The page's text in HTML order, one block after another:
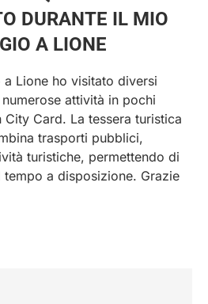
DURANTE IL MIO
A LIONE
Lione ho visitato diversi
attività in pochi
Card. La tessera turistica
trasporti pubblici,
turistiche, permettendo di
a disposizione. Grazie